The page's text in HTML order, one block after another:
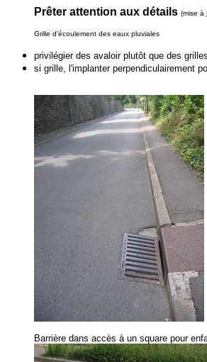
Prêter attention aux détails (mise à
Grille d'écoulement des eaux pluviales
privilégier des avaloir plutôt que des
si grille, l'implanter perpendiculairement
Barrière dans accès à un square pour